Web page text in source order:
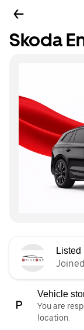
Skoda
Listed
Vehicle
You are
location.